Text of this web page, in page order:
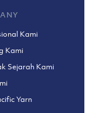
Kami
Kami
Sejarah Kami
Yarn